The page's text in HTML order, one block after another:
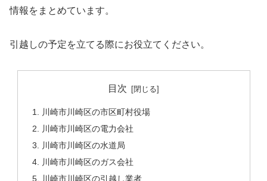
情報をまとめています。
引越しの予定を立てる際にお役立てください。
目次
川崎市川崎区の市区町村役場
川崎市川崎区の電力会社
川崎市川崎区の水道局
川崎市川崎区のガス会社
川崎市川崎区の引越し業者